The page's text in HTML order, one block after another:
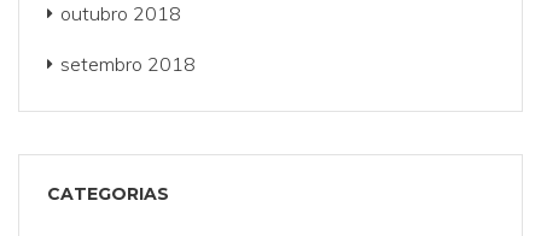
outubro 2018
setembro 2018
CATEGORIAS